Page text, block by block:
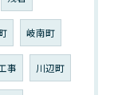
岐南町
事 川辺町